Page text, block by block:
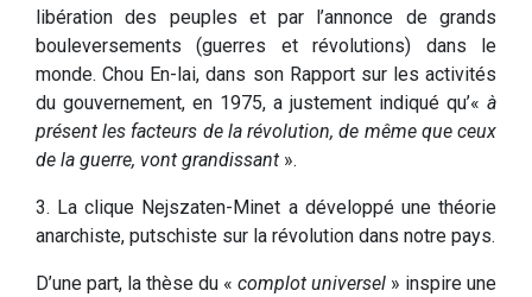
libération des peuples et par l’annonce de grands
bouleversements (guerres et révolutions) dans le
monde. Chou En-lai, dans son Rapport sur les activités
du gouvernement, en 1975, a justement indiqué qu’« à
présent les facteurs de la révolution, de même que ceux
de la guerre, vont grandissant ».
3. La clique Nejszaten-Minet a développé une théorie
anarchiste, putschiste sur la révolution dans notre pays.
D’une part, la thèse du « complot universel » inspire une